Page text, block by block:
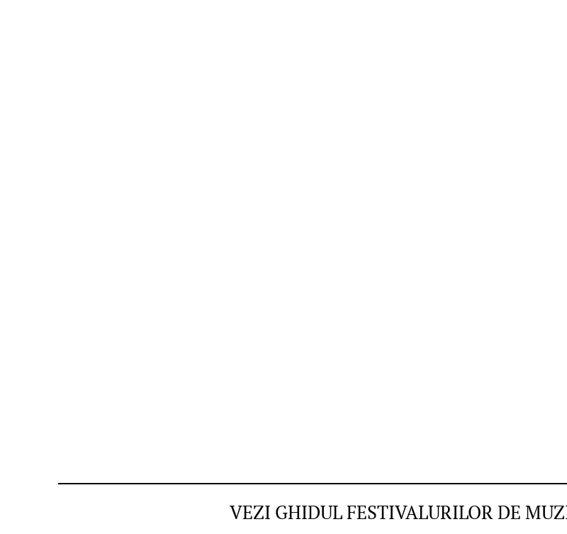
VEZI GHIDUL FESTIVALURILOR DE